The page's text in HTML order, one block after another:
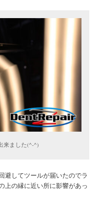
来ました(^-^)
避してツールが届いたのでラ
上の縁に近い所に影響があっ